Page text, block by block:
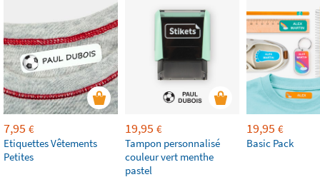
7,95 €
Etiquettes Vêtements
Petites
19,95 €
Tampon personnalisé
couleur vert menthe
pastel
19,95 €
Basic Pack